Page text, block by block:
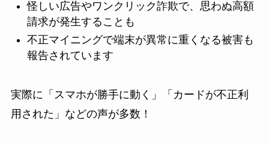
怪しい広告やワンクリック詐欺で、思わぬ高額
請求が発生することも
不正マイニングで端末が異常に重くなる被害も
報告されています
実際に「スマホが勝手に動く」「カードが不正利
用された」などの声が多数！